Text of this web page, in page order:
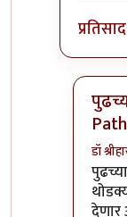
डॉ
In
देणार